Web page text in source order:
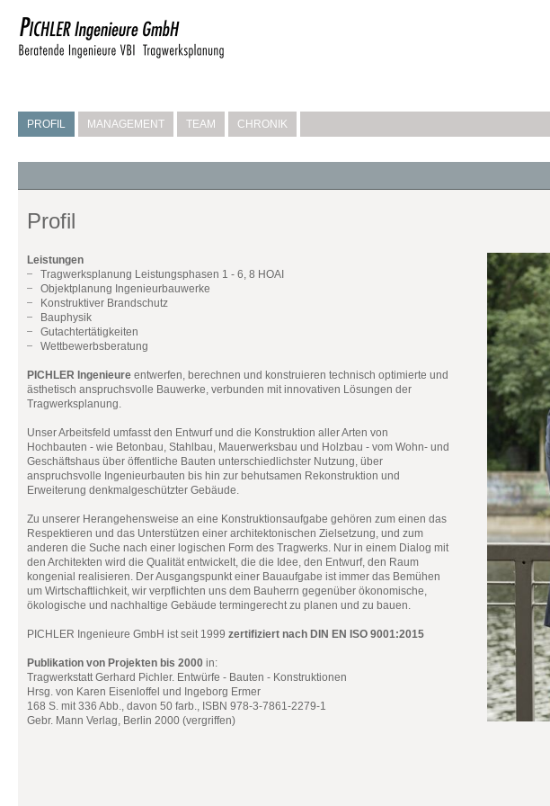
PROFIL MANAGEMENT TEAM CHRONIK
Profil
Leistungen
Tragwerksplanung Leistungsphasen 1 - 6, 8 HOAI
Objektplanung Ingenieurbauwerke
Konstruktiver Brandschutz
Bauphysik
Gutachtertätigkeiten
Wettbewerbsberatung
PICHLER Ingenieure entwerfen, berechnen und konstruieren technisch optimierte und
ästhetisch anspruchsvolle Bauwerke, verbunden mit innovativen Lösungen der
Tragwerksplanung.
Unser Arbeitsfeld umfasst den Entwurf und die Konstruktion aller Arten von
Hochbauten - wie Betonbau, Stahlbau, Mauerwerksbau und Holzbau - vom Wohn- und
Geschäftshaus über öffentliche Bauten unterschiedlichster Nutzung, über
anspruchsvolle Ingenieurbauten bis hin zur behutsamen Rekonstruktion und
Erweiterung denkmalgeschützter Gebäude.
Zu unserer Herangehensweise an eine Konstruktionsaufgabe gehören zum einen das
Respektieren und das Unterstützen einer architektonischen Zielsetzung, und zum
anderen die Suche nach einer logischen Form des Tragwerks. Nur in einem Dialog mit
den Architekten wird die Qualität entwickelt, die die Idee, den Entwurf, den Raum
kongenial realisieren. Der Ausgangspunkt einer Bauaufgabe ist immer das Bemühen
um Wirtschaftlichkeit, wir verpflichten uns dem Bauherrn gegenüber ökonomische,
ökologische und nachhaltige Gebäude termingerecht zu planen und zu bauen.
PICHLER Ingenieure GmbH ist seit 1999 zertifiziert nach DIN EN ISO 9001:2015
Publikation von Projekten bis 2000 in:
Tragwerkstatt Gerhard Pichler. Entwürfe - Bauten - Konstruktionen
Hrsg. von Karen Eisenloffel und Ingeborg Ermer
168 S. mit 336 Abb., davon 50 farb., ISBN 978-3-7861-2279-1
Gebr. Mann Verlag, Berlin 2000 (vergriffen)